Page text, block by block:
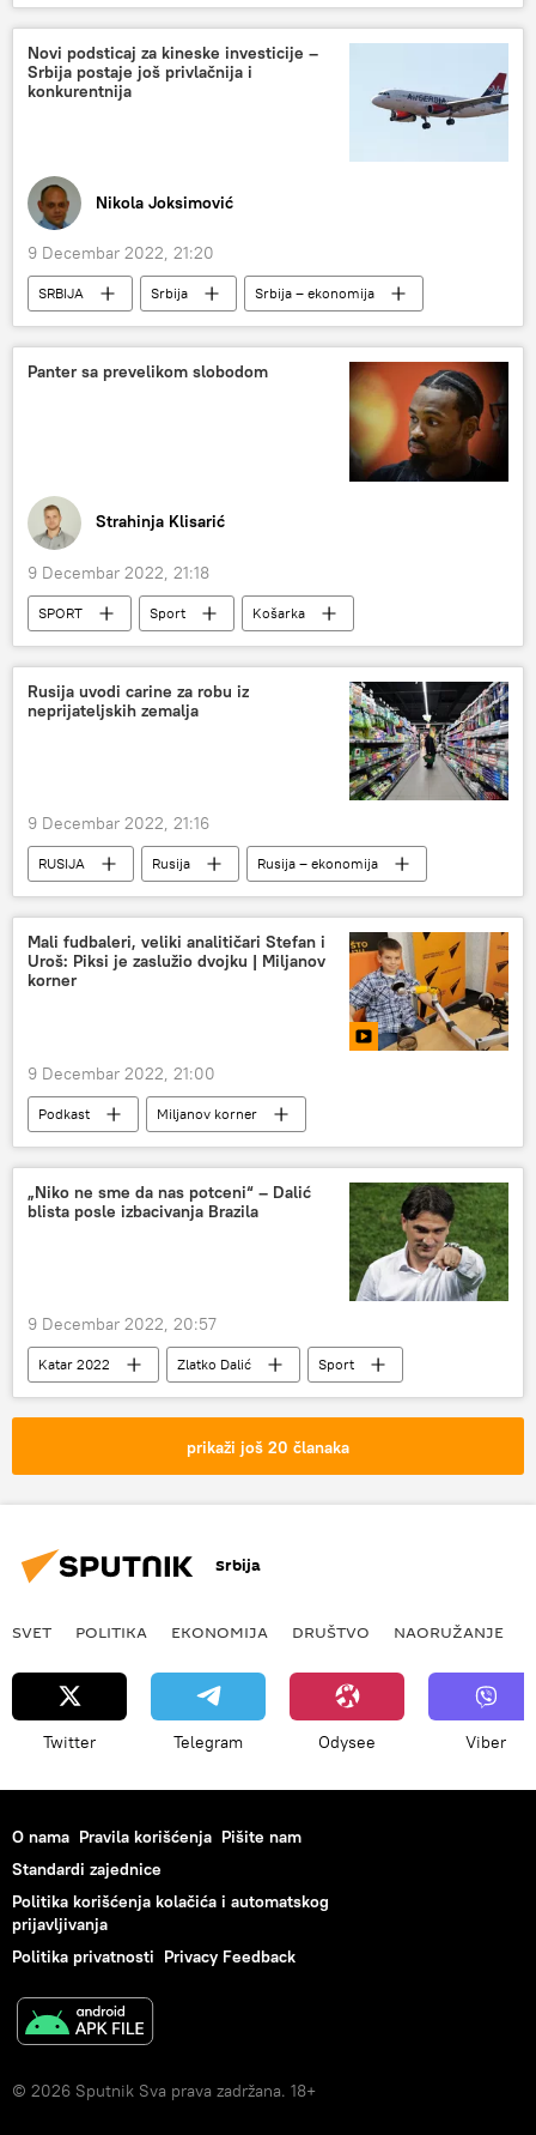
Banke i berza
Novi podsticaj za kineske investicije –
Srbija postaje još privlačnija i
konkurentnija
Nikola Joksimović
9 Decembar 2022, 21:20
SRBIJA Srbija
Srbija – ekonomija
Er Srbija
Kina
avio-saobraćaj
linija
Dragana Mitrović
Saobraćaj i infrastruktura
Panter sa prevelikom slobodom
Strahinja Klisarić
9 Decembar 2022, 21:18
SPORT Sport
Košarka
KK Partizan
Rusija uvodi carine za robu iz
neprijateljskih zemalja
9 Decembar 2022, 21:16
RUSIJA Rusija
Rusija – ekonomija
carina
Mali fudbaleri, veliki analitičari Stefan i
Uroš: Piksi je zaslužio dvojku | Miljanov
korner
9 Decembar 2022, 21:00
Podkast
Miljanov korner
Miljan Milićević
„Niko ne sme da nas potceni“ – Dalić
blista posle izbacivanja Brazila
9 Decembar 2022, 20:57
Katar 2022 Zlatko Dalić
Sport
Fudbal
Katar 2022 – vesti
prikaži još 20 članaka
Srbija
SVET POLITIKA EKONOMIJA DRUŠTVO NAORUŽANJE
Twitter Telegram Odysee Viber
O nama Pravila korišćenja Pišite nam
Standardi zajednice
Politika korišćenja kolačića i automatskog
prijavljivanja
Politika privatnosti Privacy Feedback
© 2026 Sputnik Sva prava zadržana. 18+